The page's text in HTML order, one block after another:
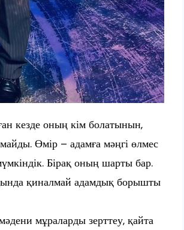
кезде оның кім болатынын,
Өмір – адамға мәңгі өлмес
Бірақ оның шарты бар.
қиналмай адамдық борышты
мұраларды зерттеу, қайта